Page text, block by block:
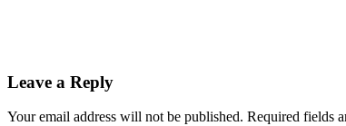
Leave a Reply
Your email address will not be published. Required fields